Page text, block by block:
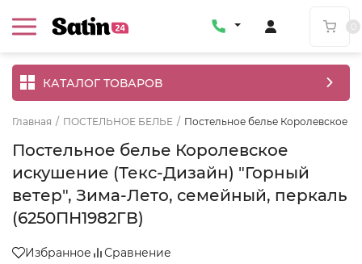
КАТАЛОГ ТОВАРОВ
Главная / ПОСТЕЛЬНОЕ БЕЛЬЕ / Постельное белье Королевское
Постельное белье Королевское
искушение (Текс-Дизайн) "Горный
ветер", Зима-Лето, семейный, перкаль
(6250ПН1982ГВ)
Избранное Сравнение